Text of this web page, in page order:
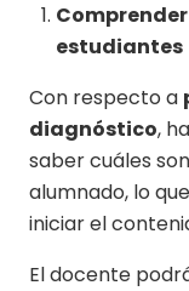
estudiantes
Con respecto a
diagnóstico,
saber cuáles
alumnado, lo
iniciar el
El docente